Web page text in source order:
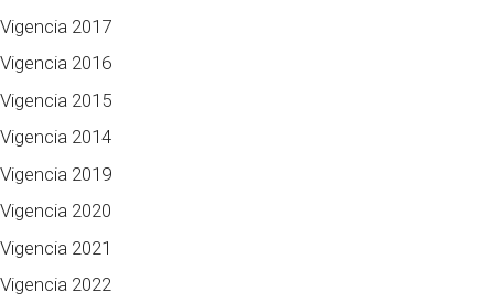
Vigencia 2017
Vigencia 2016
Vigencia 2015
Vigencia 2014
Vigencia 2019
Vigencia 2020
Vigencia 2021
Vigencia 2022